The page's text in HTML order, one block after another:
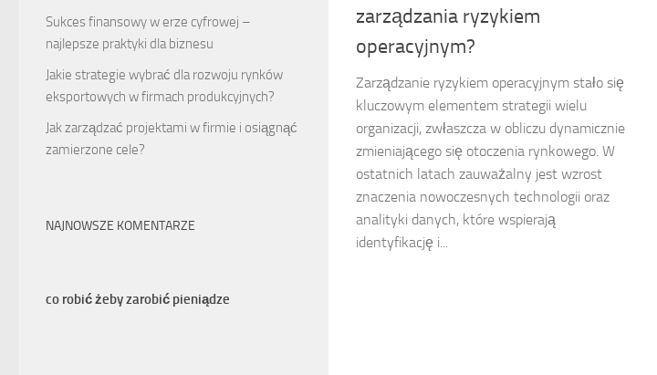
zarządzania ryzykiem
operacyjnym?
Zarządzanie ryzykiem operacyjnym stało się
kluczowym elementem strategii wielu
organizacji, zwłaszcza w obliczu dynamicznie
zmieniającego się otoczenia rynkowego. W
ostatnich latach zauważalny jest wzrost
znaczenia nowoczesnych technologii oraz
analityki danych, które wspierają
identyfikację i...
Sukces finansowy w erze cyfrowej –
najlepsze praktyki dla biznesu
Jakie strategie wybrać dla rozwoju rynków
eksportowych w firmach produkcyjnych?
Jak zarządzać projektami w firmie i osiągnąć
zamierzone cele?
NAJNOWSZE KOMENTARZE
co robić żeby zarobić pieniądze